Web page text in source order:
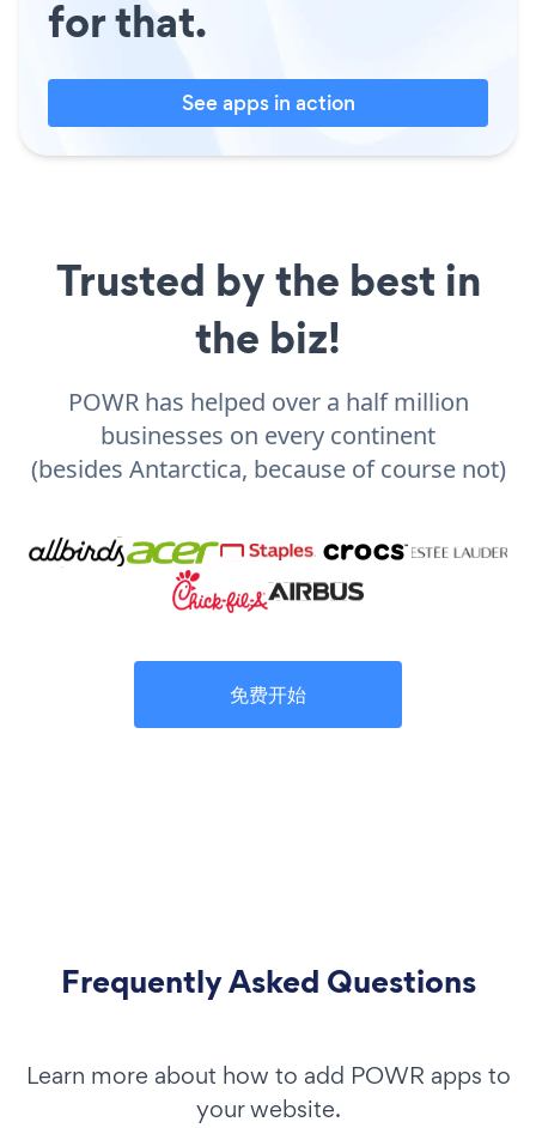
for that.
See apps in action
Trusted by the best in
the biz!
POWR has helped over a half million
businesses on every continent
(besides Antarctica, because of course not)
免费开始
Frequently Asked Questions
Learn more about how to add POWR apps to
your website.